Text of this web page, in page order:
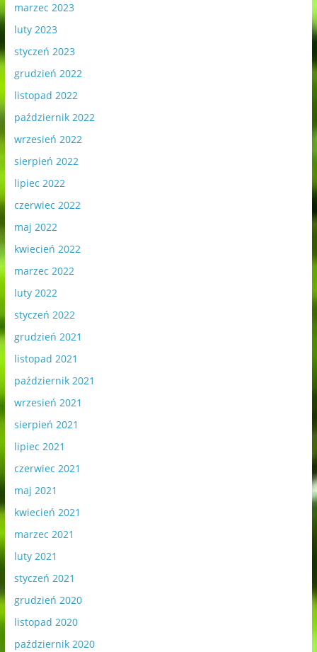
marzec 2023
luty 2023
styczeń 2023
grudzień 2022
listopad 2022
październik 2022
wrzesień 2022
sierpień 2022
lipiec 2022
czerwiec 2022
maj 2022
kwiecień 2022
marzec 2022
luty 2022
styczeń 2022
grudzień 2021
listopad 2021
październik 2021
wrzesień 2021
sierpień 2021
lipiec 2021
czerwiec 2021
maj 2021
kwiecień 2021
marzec 2021
luty 2021
styczeń 2021
grudzień 2020
listopad 2020
październik 2020